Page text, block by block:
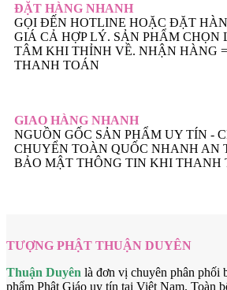
ĐẶT HÀNG NHANH
GỌI ĐẾN HOTLINE HOẶC ĐẶT
GIÁ CẢ HỢP LÝ. SẢN PHẨM CHỌN
TÂM KHI THỈNH VỀ. NHẬN HÀNG
THANH TOÁN
GIAO HÀNG NHANH
NGUỒN GỐC SẢN PHẨM UY TÍN -
CHUYỂN TOÀN QUỐC NHANH AN
BẢO MẬT THÔNG TIN KHI THANH
TƯỢNG PHẬT THUẬN DUYÊN
Thuận Duyên là đơn vị chuyên phân phối
phẩm Phật Giáo uy tín tại Việt Nam. Toàn